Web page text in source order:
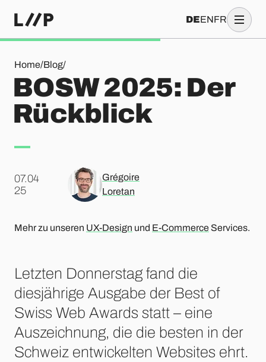
DEENFR
Home/Blog/
BOSW 2025: Der Rückblick
BOSW 2025: Der
Rückblick
07.04
.25
Grégoire
Loretan
Mehr zu unseren UX-Design und E-Commerce Services.
Letzten Donnerstag fand die
diesjährige Ausgabe der Best of
Swiss Web Awards statt – eine
Auszeichnung, die die besten in der
Schweiz entwickelten Websites ehrt.